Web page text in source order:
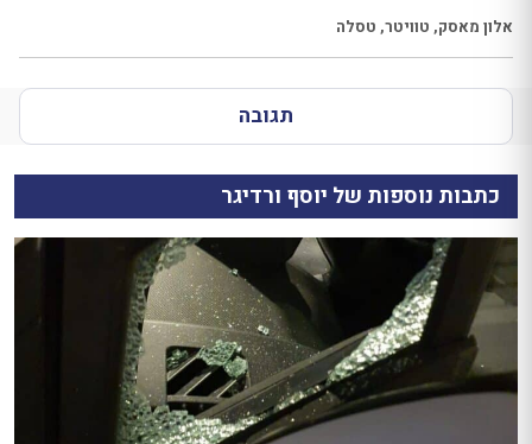
אלון מאסק, טוויטר, טסלה
תגובה
כתבות נוספות של יוסף ורדיגר